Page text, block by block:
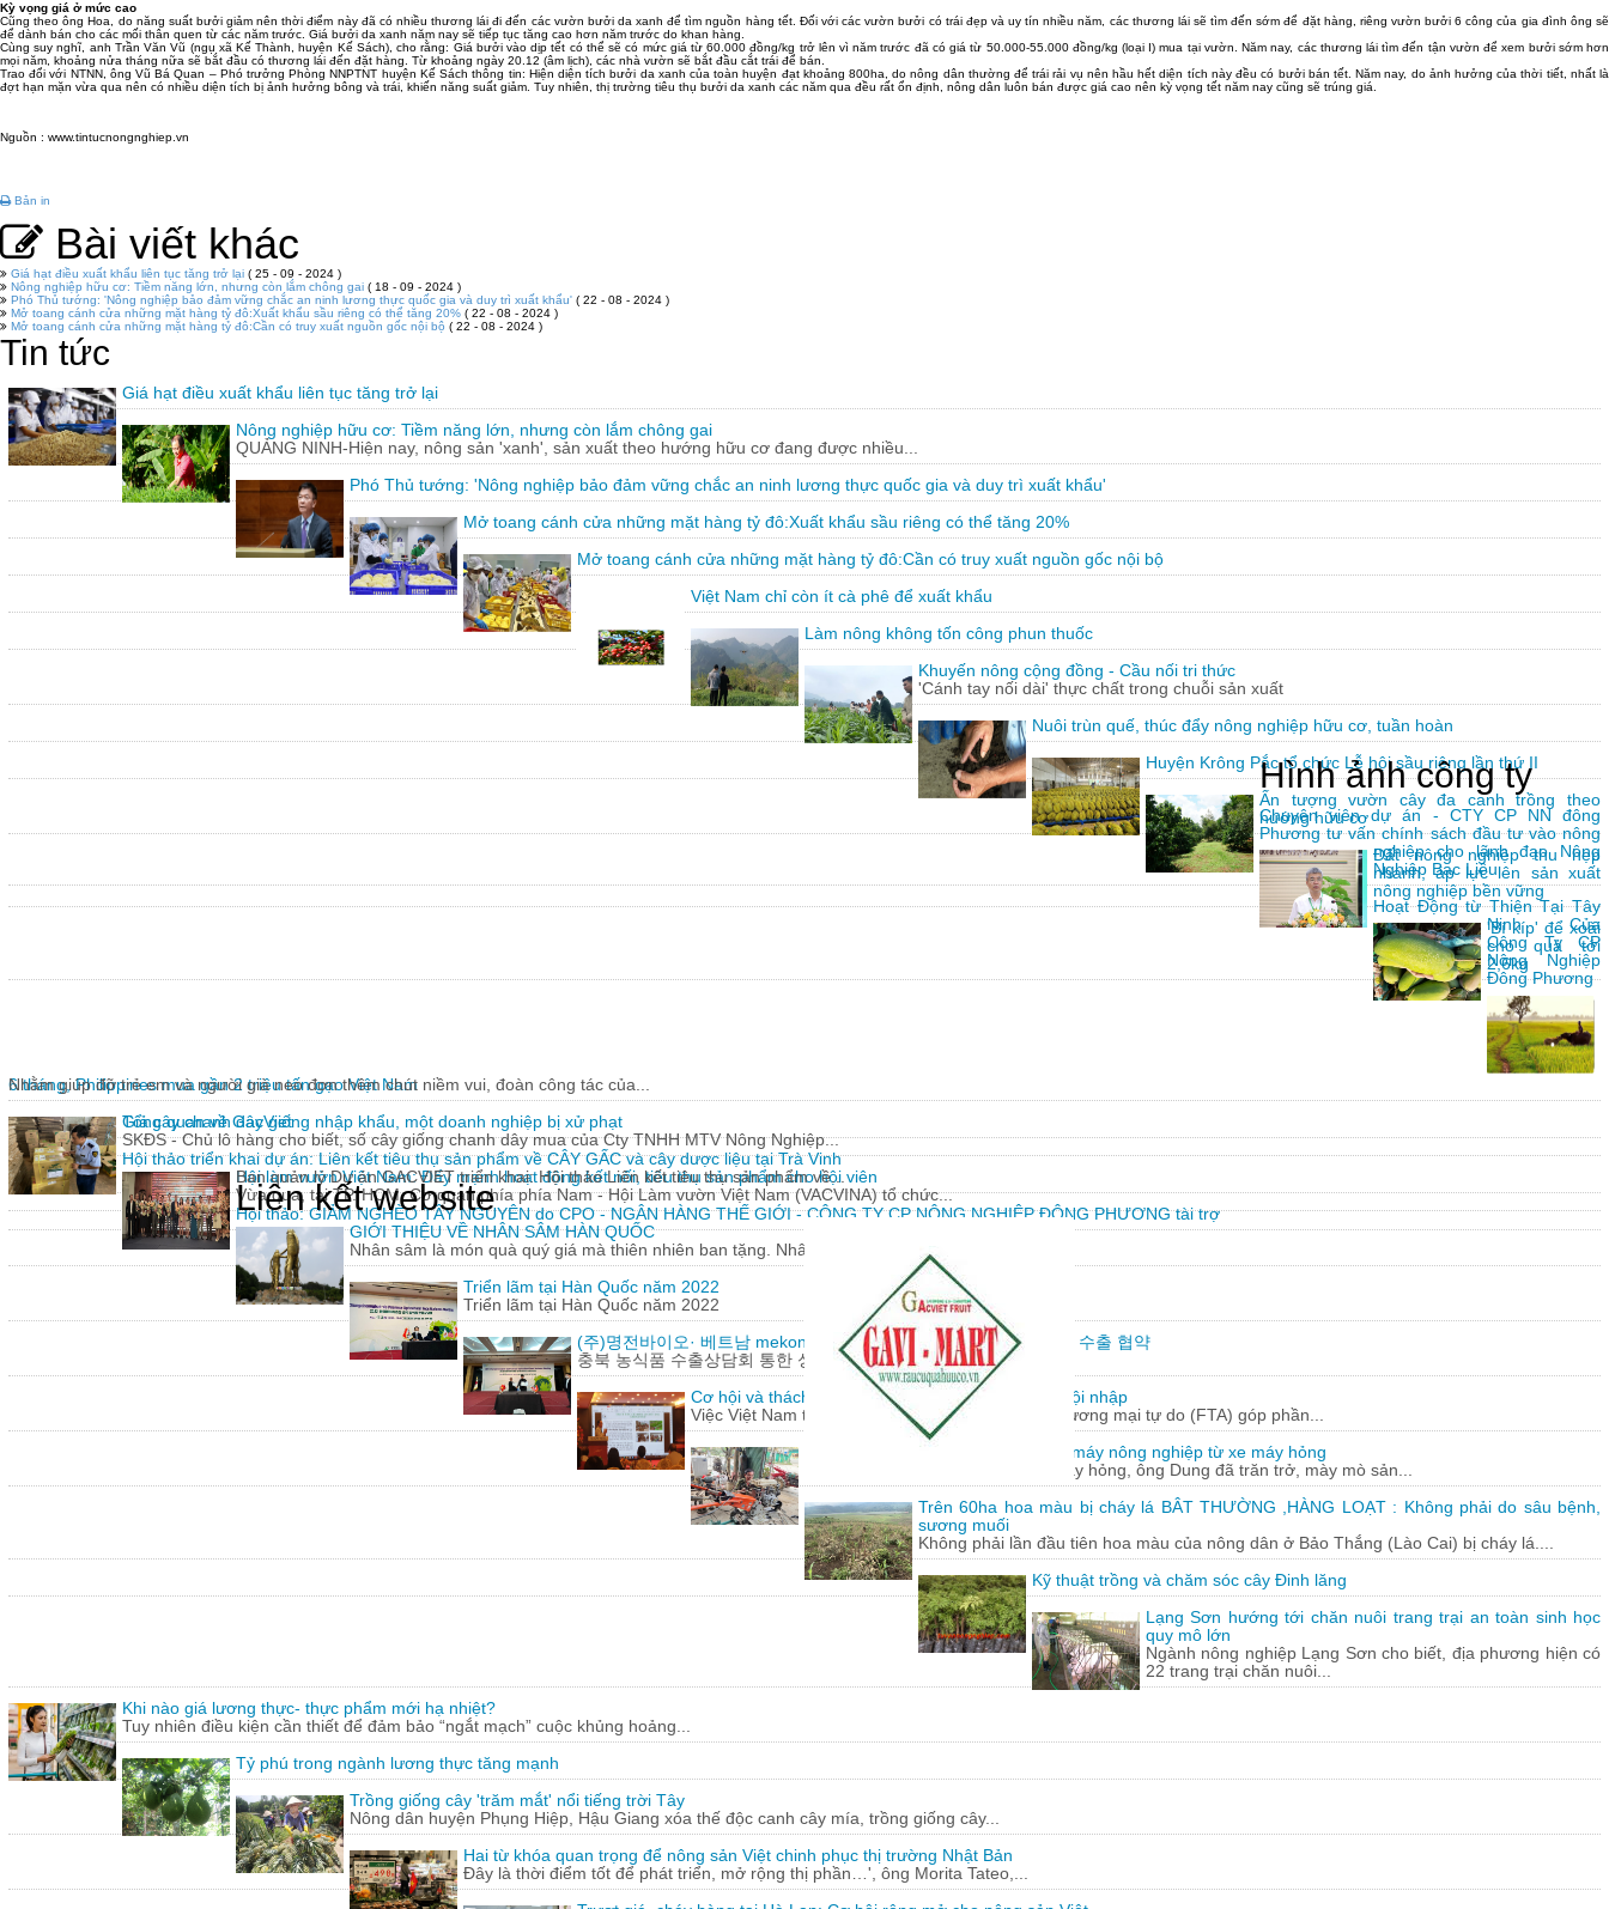
Kỳ vọng giá ở mức cao
Cũng theo ông Hoa, do năng suất bưởi giảm nên thời điểm này đã có nhiều thương lái đi đến các vườn bưởi da xanh để tìm nguồn hàng tết. Đối với các vườn bưởi có trái đẹp và uy tín nhiều năm, các thương lái sẽ tìm đến sớm để đặt hàng, riêng vườn bưởi 6 công của gia đình ông sẽ
để dành bán cho các mối thân quen từ các năm trước. Giá bưởi da xanh năm nay sẽ tiếp tục tăng cao hơn năm trước do khan hàng.
Cùng suy nghĩ, anh Trần Văn Vũ (ngụ xã Kế Thành, huyện Kế Sách), cho rằng: Giá bưởi vào dịp tết có thể sẽ có mức giá từ 60.000 đồng/kg trở lên vì năm trước đã có giá từ 50.000-55.000 đồng/kg (loại I) mua tại vườn. Năm nay, các thương lái tìm đến tận vườn để xem bưởi sớm hơn
mọi năm, khoảng nửa tháng nữa sẽ bắt đầu có thương lái đến đặt hàng. Từ khoảng ngày 20.12 (âm lịch), các nhà vườn sẽ bắt đầu cắt trái để bán.
Trao đổi với NTNN, ông Vũ Bá Quan – Phó trưởng Phòng NNPTNT huyện Kế Sách thông tin: Hiện diện tích bưởi da xanh của toàn huyện đạt khoảng 800ha, do nông dân thường để trái rải vụ nên hầu hết diện tích này đều có bưởi bán tết. Năm nay, do ảnh hưởng của thời tiết, nhất là
đợt hạn mặn vừa qua nên có nhiều diện tích bị ảnh hưởng bông và trái, khiến năng suất giảm. Tuy nhiên, thị trường tiêu thụ bưởi da xanh các năm qua đều rất ổn định, nông dân luôn bán được giá cao nên kỳ vọng tết năm nay cũng sẽ trúng giá.
Nguồn : www.tintucnongnghiep.vn
Bản in
Bài viết khác
Giá hạt điều xuất khẩu liên tục tăng trở lại ( 25 - 09 - 2024 )
Nông nghiệp hữu cơ: Tiềm năng lớn, nhưng còn lắm chông gai ( 18 - 09 - 2024 )
Phó Thủ tướng: 'Nông nghiệp bảo đảm vững chắc an ninh lương thực quốc gia và duy trì xuất khẩu' ( 22 - 08 - 2024 )
Mở toang cánh cửa những mặt hàng tỷ đô:Xuất khẩu sầu riêng có thể tăng 20% ( 22 - 08 - 2024 )
Mở toang cánh cửa những mặt hàng tỷ đô:Cần có truy xuất nguồn gốc nội bộ ( 22 - 08 - 2024 )
Tin tức
Giá hạt điều xuất khẩu liên tục tăng trở lại
Nông nghiệp hữu cơ: Tiềm năng lớn, nhưng còn lắm chông gai
QUẢNG NINH-Hiện nay, nông sản 'xanh', sản xuất theo hướng hữu cơ đang được nhiều...
Phó Thủ tướng: 'Nông nghiệp bảo đảm vững chắc an ninh lương thực quốc gia và duy trì xuất khẩu'
Mở toang cánh cửa những mặt hàng tỷ đô:Xuất khẩu sầu riêng có thể tăng 20%
Mở toang cánh cửa những mặt hàng tỷ đô:Cần có truy xuất nguồn gốc nội bộ
Việt Nam chỉ còn ít cà phê để xuất khẩu
Làm nông không tốn công phun thuốc
Khuyến nông cộng đồng - Cầu nối tri thức
'Cánh tay nối dài' thực chất trong chuỗi sản xuất
Nuôi trùn quế, thúc đẩy nông nghiệp hữu cơ, tuần hoàn
Huyện Krông Pắc tổ chức Lễ hội sầu riêng lần thứ II
Ấn tượng vườn cây đa canh trồng theo
hướng hữu cơ
Đất nông nghiệp thu hẹp
nhanh, áp lực lên sản xuất
nông nghiệp bền vững
'Bí kíp' để xoài
cho quả tới
2,6kg
6 tháng, Philippines mua gần 2 triệu tấn gạo Việt Nam
Giả cây chanh dây giống nhập khẩu, một doanh nghiệp bị xử phạt
SKĐS - Chủ lô hàng cho biết, số cây giống chanh dây mua của Cty TNHH MTV Nông Nghiệp...
Hội làm vườn Việt Nam: Đẩy mạnh hoạt động kết nối, tiêu thụ sản phẩm cho hội viên
Vừa qua, tại TP. HCM, Cơ quan phía phía Nam - Hội Làm vườn Việt Nam (VACVINA) tổ chức...
GIỚI THIỆU VỀ NHÂN SÂM HÀN QUỐC
Nhân sâm là món quà quý giá mà thiên nhiên ban tặng. Nhân sâm có nguồn gốc từ...
Triển lãm tại Hàn Quốc năm 2022
Triển lãm tại Hàn Quốc năm 2022
(주)명전바이오· 베트남 mekong herbals corporation 기업 100만불 수출 협약
충북 농식품 수출상담회 통한 성과에 감사
Cơ hội và thách thức cho nông sản Việt Nam khi hội nhập
Việc Việt Nam tham gia hàng loạt các hiệp định thương mại tự do (FTA) góp phần...
Lão nông 'gàn' sáng chế hàng loạt máy nông nghiệp từ xe máy hỏng
Từ những động cơ, phụ tùng xe máy hỏng, ông Dung đã trăn trở, mày mò sản...
Trên 60ha hoa màu bị cháy lá BÂT THƯỜNG ,HÀNG LOẠT : Không phải do sâu bệnh,
sương muối
Không phải lần đầu tiên hoa màu của nông dân ở Bảo Thắng (Lào Cai) bị cháy lá....
Kỹ thuật trồng và chăm sóc cây Đinh lăng
Lạng Sơn hướng tới chăn nuôi trang trại an toàn sinh học
quy mô lớn
Ngành nông nghiệp Lạng Sơn cho biết, địa phương hiện có
22 trang trại chăn nuôi...
Khi nào giá lương thực- thực phẩm mới hạ nhiệt?
Tuy nhiên điều kiện cần thiết để đảm bảo “ngắt mạch” cuộc khủng hoảng...
Tỷ phú trong ngành lương thực tăng mạnh
Trồng giống cây 'trăm mắt' nổi tiếng trời Tây
Nông dân huyện Phụng Hiệp, Hậu Giang xóa thế độc canh cây mía, trồng giống cây...
Hai từ khóa quan trọng để nông sản Việt chinh phục thị trường Nhật Bản
Đây là thời điểm tốt để phát triển, mở rộng thị phần…', ông Morita Tateo,...
Hình ảnh công ty
Chuyên viên dự án - CTY CP NN đông
Phương tư vấn chính sách đầu tư vào nông
nghiệp cho lãnh đạo Nông
Nghiệp Bạc Liêu
Hoạt Động từ Thiện Tại Tây
Ninh Của
Công Ty CP
Nông Nghiệp
Đông Phương
Nhằm giúp đỡ trẻ em và người già neo đơn thêm chút niềm vui, đoàn công tác của...
Tổng quan về GacViet
Hội thảo triển khai dự án: Liên kết tiêu thụ sản phẩm về CÂY GẤC và cây dược liệu tại Trà Vinh
Ban quản lý Dự án GACVIET triển khai: Hội thảo Liên kết tiêu thụ sản phẩm về...
Hội thảo: GIẢM NGHÈO TÂY NGUYÊN do CPO - NGÂN HÀNG THẾ GIỚI - CÔNG TY CP NÔNG NGHIỆP ĐÔNG PHƯƠNG tài trợ
Liên kết website